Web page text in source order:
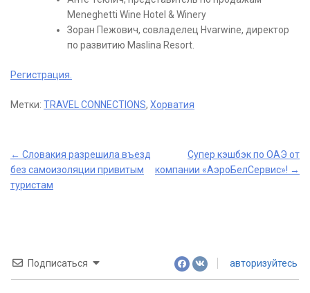
Meneghetti Wine Hotel & Winery
Зоран Пежович, совладелец Hvarwine, директор
по развитию Maslina Resort.
Регистрация.
Метки: TRAVEL CONNECTIONS, Хорватия
Post
navigation
← Словакия разрешила въезд
без самоизоляции привитым
туристам
Супер кэшбэк по ОАЭ от
компании «АэроБелСервис»! →
Подписаться авторизуйтесь